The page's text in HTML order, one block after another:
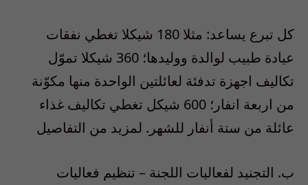
كل تبرع يساعد: مثلا 180 شيكلا تغطي نفقات
عيادة طبيب لوالدة ووليدها؛ 360 شيكلا تموّل
تكاليف اجهزة تدفئة لعائلتين الواحدة منها مكوّنة
من اربعة انفار؛ 600 شيكل تغطي تكاليف غذاء
عائلة من ستة أنفار للشهر. لمزيد من التفاصيل
ب‌. التجنيد لفعاليات اللجنة – تنظيم فعاليات